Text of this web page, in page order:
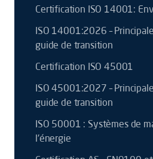
Certification ISO 14001:
ISO 14001:2026 –
guide de transition
Certification ISO 45001
ISO 45001:2027 –
guide de transition
ISO 50001 : Systèmes de
l'énergie